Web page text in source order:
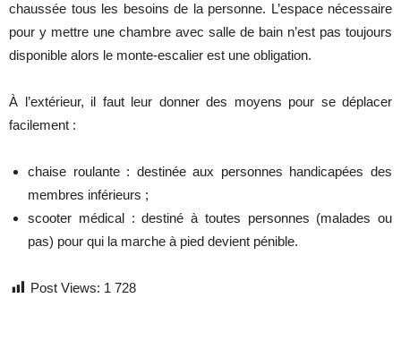
chaussée tous les besoins de la personne. L’espace nécessaire
pour y mettre une chambre avec salle de bain n’est pas toujours
disponible alors le monte-escalier est une obligation.
À l’extérieur, il faut leur donner des moyens pour se déplacer
facilement :
chaise roulante : destinée aux personnes handicapées des
membres inférieurs ;
scooter médical : destiné à toutes personnes (malades ou
pas) pour qui la marche à pied devient pénible.
Post Views: 1 728